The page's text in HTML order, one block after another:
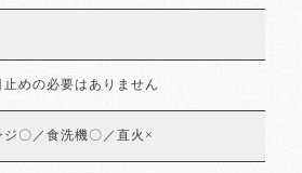
止めの必要はありません
ジ〇／食洗機〇／直火×